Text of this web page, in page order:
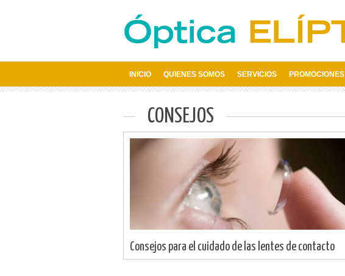
INICIO QUIENES SOMOS SERVICIOS PROMOCIONES
CONSEJOS
Consejos para el cuidado de las lentes de contacto